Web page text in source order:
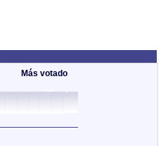
Más votado